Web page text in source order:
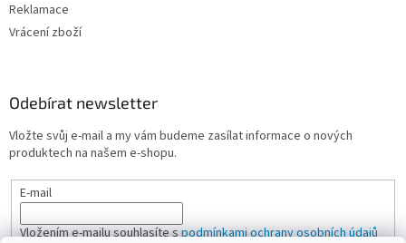
Reklamace
Vrácení zboží
Odebírat newsletter
Vložte svůj e-mail a my vám budeme zasílat informace o nových
produktech na našem e-shopu.
E-mail
Vložením e-mailu souhlasíte spodmínkami ochrany osobních údajů